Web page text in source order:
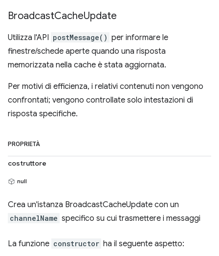
BroadcastCacheUpdate
Utilizza l'API postMessage() per informare le
finestre/schede aperte quando una risposta
memorizzata nella cache è stata aggiornata.
Per motivi di efficienza, i relativi contenuti non vengono
confrontati; vengono controllate solo intestazioni di
risposta specifiche.
PROPRIETÀ
costruttore
null
Crea un'istanza BroadcastCacheUpdate con un
channelName specifico su cui trasmettere i messaggi
La funzione constructor ha il seguente aspetto: